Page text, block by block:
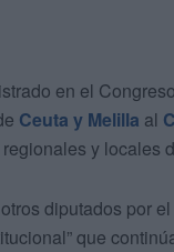
en el
Ceuta y Melilla al
y locales
diputados por
que